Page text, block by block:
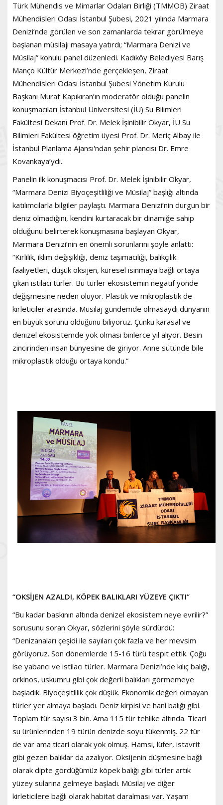
Türk Mühendis ve Mimarlar Odaları Birliği (TMMOB) Ziraat
Mühendisleri Odası İstanbul Şubesi, 2021 yılında Marmara
Denizi’nde görülen ve son zamanlarda tekrar görülmeye
başlanan müsilajı masaya yatırdı; “Marmara Denizi ve
Müsilaj” konulu panel düzenledi. Kadıköy Belediyesi Barış
Manço Kültür Merkezi’nde gerçekleşen, Ziraat
Mühendisleri Odası İstanbul Şubesi Yönetim Kurulu
Başkanı Murat Kapıkıran’ın moderatör olduğu panelin
konuşmacıları İstanbul Üniversitesi (İÜ) Su Bilimleri
Fakültesi Dekanı Prof. Dr. Melek İşinibilir Okyar, İÜ Su
Bilimleri Fakültesi öğretim üyesi Prof. Dr. Meriç Albay ile
İstanbul Planlama Ajansı'ndan şehir plancısı Dr. Emre
Kovankaya’ydı.
Panelin ilk konuşmacısı Prof. Dr. Melek İşinibilir Okyar,
“Marmara Denizi Biyoçeşitliliği ve Müsilaj” başlığı altında
katılımcılarla bilgiler paylaştı. Marmara Denizi’nin durgun bir
deniz olmadığını, kendini kurtaracak bir dinamiğe sahip
olduğunu belirterek konuşmasına başlayan Okyar,
Marmara Denizi’nin en önemli sorunlarını şöyle anlattı:
“Kirlilik, iklim değişikliği, deniz taşımacılığı, balıkçılık
faaliyetleri, düşük oksijen, küresel ısınmaya bağlı ortaya
çıkan istilacı türler. Bu türler ekosistemin negatif yönde
değişmesine neden oluyor. Plastik ve mikroplastik de
kirleticiler arasında. Müsilaj gündemde olmasaydı dünyanın
en büyük sorunu olduğunu biliyoruz. Çünkü karasal ve
denizel ekosistemde yok olması binlerce yıl alıyor. Besin
zincirinden insan bünyesine de giriyor. Anne sütünde bile
mikroplastik olduğu ortaya kondu.”
“OKSİJEN AZALDI, KÖPEK BALIKLARI YÜZEYE ÇIKTI”
“Bu kadar baskının altında denizel ekosistem neye evrilir?”
sorusunu soran Okyar, sözlerini şöyle sürdürdü:
“Denizanaları çeşidi ile sayıları çok fazla ve her mevsim
görüyoruz. Son dönemlerde 15-16 türü tespit ettik. Çoğu
ise yabancı ve istilacı türler. Marmara Denizi’nde kılıç balığı,
orkinos, uskumru gibi çok değerli balıkları görmemeye
başladık. Biyoçeşitlilik çok düşük. Ekonomik değeri olmayan
türler yer almaya başladı. Deniz kirpisi ve hani balığı gibi.
Toplam tür sayısı 3 bin. Ama 115 tür tehlike altında. Ticari
su ürünlerinden 19 türün denizde soyu tükenmiş. 22 tür
de var ama ticari olarak yok olmuş. Hamsi, lüfer, istavrit
gibi gezen balıklar da azalıyor. Oksijenin düşmesine bağlı
olarak dipte gördüğümüz köpek balığı gibi türler artık
yüzey sularına gelmeye başladı. Müsilaj ve diğer
kirleticilere bağlı olarak habitat daralması var. Yaşam